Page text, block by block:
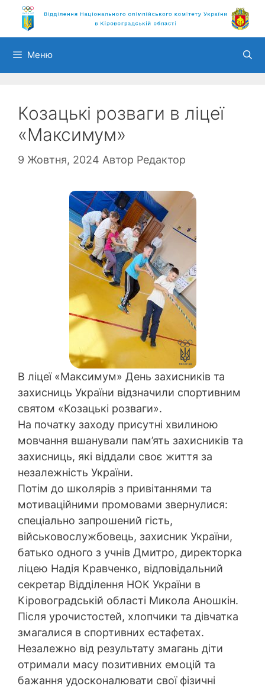
Перейти
вмісту
Меню
Козацькі розваги в ліцеї
«Максимум»
9 Жовтня, 2024 Автор Редактор
В ліцеї «Максимум» День захисників та
захисниць України відзначили спортивним
святом «Козацькі розваги».
На початку заходу присутні хвилиною
мовчання вшанували пам’ять захисників та
захисниць, які віддали своє життя за
незалежність України.
Потім до школярів з привітаннями та
мотиваційними промовами звернулися:
спеціально запрошений гість,
військовослужбовець, захисник України,
батько одного з учнів Дмитро, директорка
ліцею Надія Кравченко, відповідальний
секретар Відділення НОК України в
Кіровоградській області Микола Аношкін.
Після урочистостей, хлопчики та дівчатка
змагалися в спортивних естафетах.
Незалежно від результату змагань діти
отримали масу позитивних емоцій та
бажання удосконалювати свої фізичні